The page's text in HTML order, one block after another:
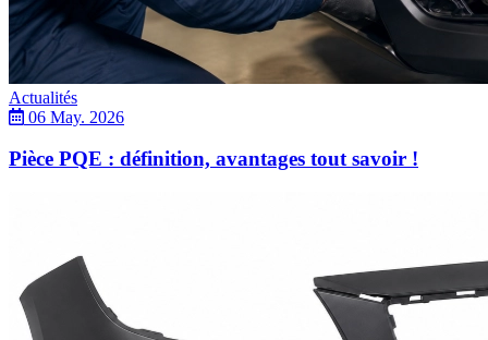
Actualités
06 May. 2026
Pièce PQE : définition, avantages tout savoir !